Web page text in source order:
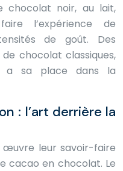
chocolat noir, au lait,
l’expérience de
de goût. Des
chocolat classiques,
a sa place dans la
: l’art derrière la
leur savoir-faire
cacao en chocolat. Le